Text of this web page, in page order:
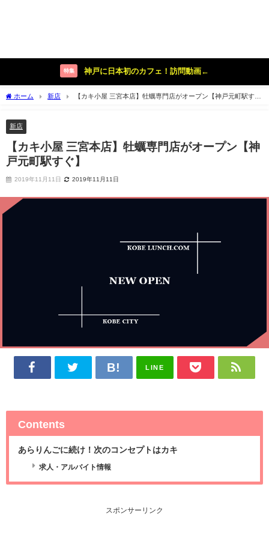
特集 神戸に日本初のカフェ！訪問動画←
ホーム 新店
【カキ小屋 三宮本店】牡蠣専門店がオープン【神戸元町駅す
新店
【カキ小屋 三宮本店】牡蠣専門店がオープン【神
戸元町駅すぐ】
2019年11月11日 2019年11月11日
LINE
Contents
あらりんごに続け！次のコンセプトはカキ
求人・アルバイト情報
スポンサーリンク